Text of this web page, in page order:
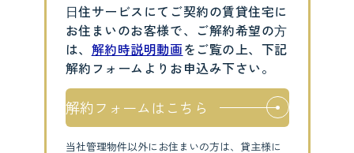
⽇住サービスにてご契約の賃貸住宅に
お住まいのお客様で、ご解約希望の⽅
は、 解約時説明動画をご覧の上、下記
解約フォームよりお申込み下さい。
解約フォームはこちら
当社管理物件以外にお住まいの方は、貸主様に